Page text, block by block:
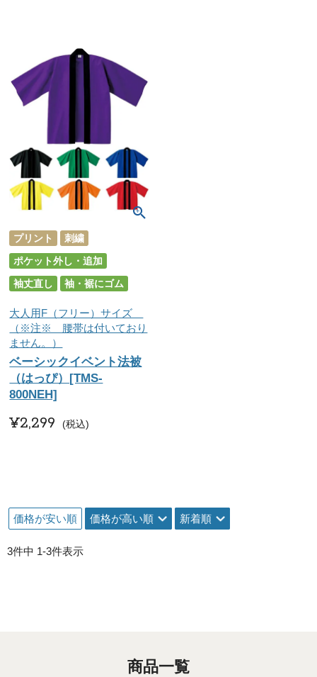
プリント
刺繍
ポケット外し・追加
袖丈直し
袖・裾にゴム
大人用F（フリー）サイズ
（※注※ 腰帯は付いており
ません。）
ベーシックイベント法被
（はっぴ）[TMS-
800NEH]
¥2,299 税込
価格が安い順 価格が高い順 新着順
3件中 1-3件表示
商品一覧